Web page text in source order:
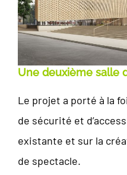
Une deuxième salle
Le projet a porté à la
de sécurité et
existante et sur la
de spectacle.